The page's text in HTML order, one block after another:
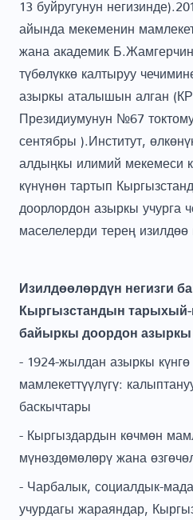
13 буйругунун
айында мекеменин
жана академик
түбөлүккө калтыруу
азыркы аталышын алган
Президиумунун №67
сентябры ).Институт,
алдыңкы илимий мекемеси
күнүнөн тартып
доорлордон азыркы учурга
маселелерди терең изилдөө
Изилдөөлөрдүн негизги
Кыргызстандын тарыхый-
байыркы доордон азыркы
- 1924-жылдан азыркы
мамлекеттүүлүгү:
баскычтары
- Кыргыздардын көчмөн
мүнөздөмөлөрү жана
- Чарбалык, социалдык-
учурдагы жараяндар,